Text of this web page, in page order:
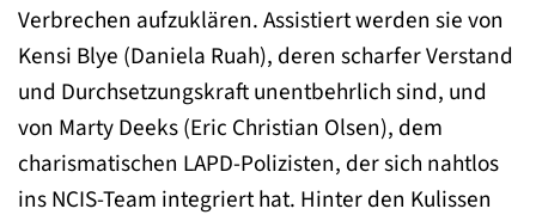
Verbrechen aufzuklären. Assistiert werden sie von
Kensi Blye (Daniela Ruah), deren scharfer Verstand
und Durchsetzungskraft unentbehrlich sind, und
von Marty Deeks (Eric Christian Olsen), dem
charismatischen LAPD-Polizisten, der sich nahtlos
ins NCIS-Team integriert hat. Hinter den Kulissen